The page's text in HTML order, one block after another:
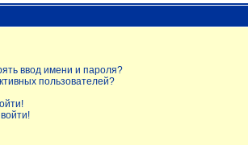
ввод имени и пароля?
пользователей?